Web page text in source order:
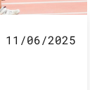
11/06/2025